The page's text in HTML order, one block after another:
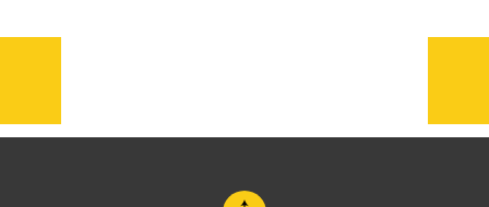
kalendar